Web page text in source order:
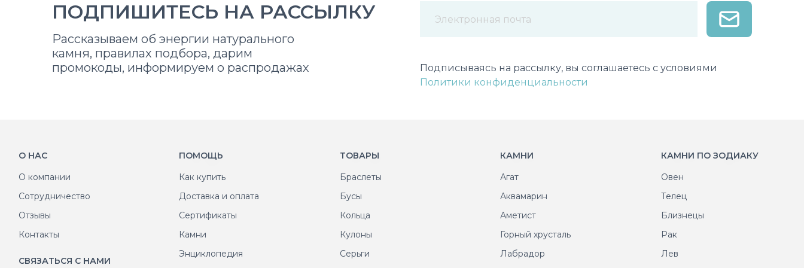
ПОДПИШИТЕСЬ НА РАССЫЛКУ
Рассказываем об энергии натурального
камня, правилах подбора, дарим
промокоды, информируем о распродажах
Подписываясь на рассылку, вы соглашаетесь с условиями
Политики конфиденциальности
О НАС
О компании
Сотрудничество
Отзывы
Контакты
СВЯЗАТЬСЯ С НАМИ
ПОМОЩЬ
Как купить
Доставка и оплата
Сертификаты
Камни
Энциклопедия
ТОВАРЫ
Браслеты
Бусы
Кольца
Кулоны
Серьги
КАМНИ
Агат
Аквамарин
Аметист
Горный хрусталь
Лабрадор
КАМНИ ПО ЗОДИАКУ
Овен
Телец
Близнецы
Рак
Лев